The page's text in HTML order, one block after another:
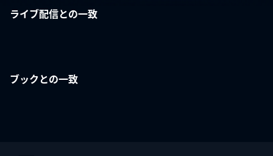
ライブ配信との一致
ブックとの一致